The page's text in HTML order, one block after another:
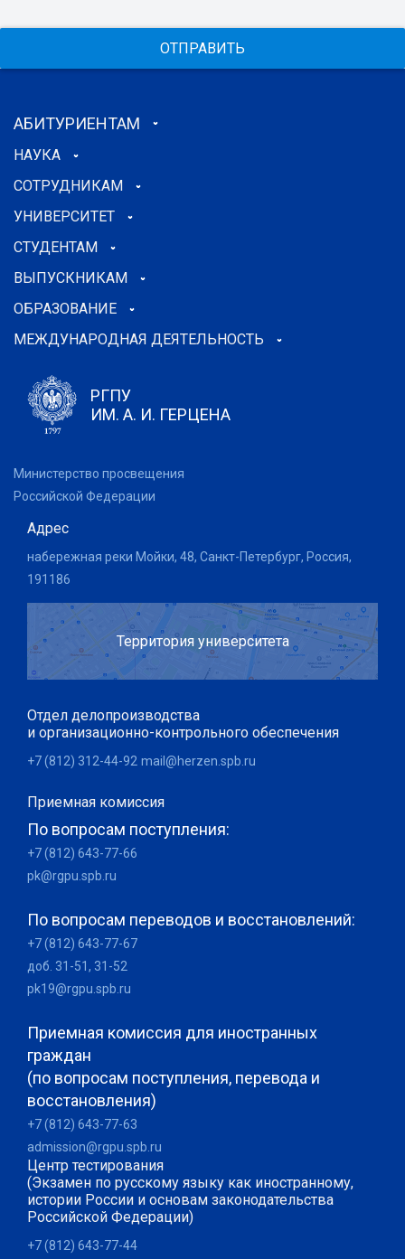
ОТПРАВИТЬ
АБИТУРИЕНТАМ
НАУКА
СОТРУДНИКАМ
УНИВЕРСИТЕТ
СТУДЕНТАМ
ВЫПУСКНИКАМ
ОБРАЗОВАНИЕ
МЕЖДУНАРОДНАЯ ДЕЯТЕЛЬНОСТЬ
РГПУ
ИМ. А. И. ГЕРЦЕНА
Министерство просвещения
Российской Федерации
Адрес
набережная реки Мойки, 48, Санкт-Петербург, Россия,
191186
Территория университета
Отдел делопроизводства
и организационно-контрольного обеспечения
+7 (812) 312-44-92 mail@herzen.spb.ru
Приемная комиссия
По вопросам поступления:
+7 (812) 643-77-66
pk@rgpu.spb.ru
По вопросам переводов и восстановлений:
+7 (812) 643-77-67
доб. 31-51, 31-52
pk19@rgpu.spb.ru
Приемная комиссия для иностранных
граждан
(по вопросам поступления, перевода и
восстановления)
+7 (812) 643-77-63
admission@rgpu.spb.ru
Центр тестирования
(Экзамен по русскому языку как иностранному,
истории России и основам законодательства
Российской Федерации)
+7 (812) 643-77-44